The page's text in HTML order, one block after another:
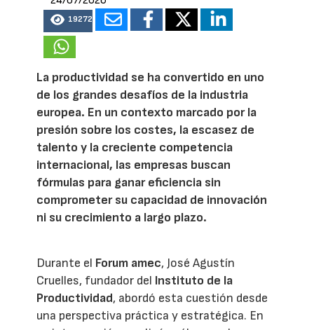
19272
La productividad se ha convertido en uno
de los grandes desafíos de la industria
europea. En un contexto marcado por la
presión sobre los costes, la escasez de
talento y la creciente competencia
internacional, las empresas buscan
fórmulas para ganar eficiencia sin
comprometer su capacidad de innovación
ni su crecimiento a largo plazo.
Durante el Forum amec, José Agustín
Cruelles, fundador del Instituto de la
Productividad, abordó esta cuestión desde
una perspectiva práctica y estratégica. En